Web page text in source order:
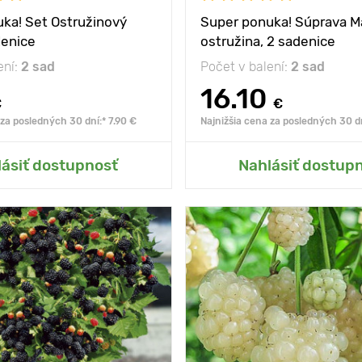
Set Ostružinový
2 sad
posledných 30 dní:* 7.90 €
dostupnosť
Super ponuka! Súprava
ostružina, 2 sadenice
Počet v balení: 2 sad
16.10 €
Najnižšia cena za posledných 30
Nahlásiť
-30°С
1,5-2 m
1-2 m
slnko, polotieň
Mrazuvzdornosť
Výška rastliny
Vzdialenosť medzi
rastlinami
Poloha